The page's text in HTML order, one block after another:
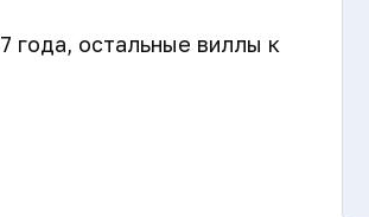
года, остальные виллы к